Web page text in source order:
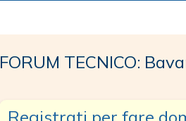
FORUM TECNICO:
Registrati per fare